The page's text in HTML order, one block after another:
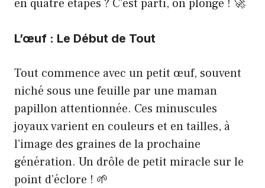
en quatre étapes ? C’est parti, on plonge ! 🚀
L’œuf : Le Début de Tout
Tout commence avec un petit œuf, souvent
niché sous une feuille par une maman
papillon attentionnée. Ces minuscules
joyaux varient en couleurs et en tailles, à
l’image des graines de la prochaine
génération. Un drôle de petit miracle sur le
point d’éclore ! 🌱